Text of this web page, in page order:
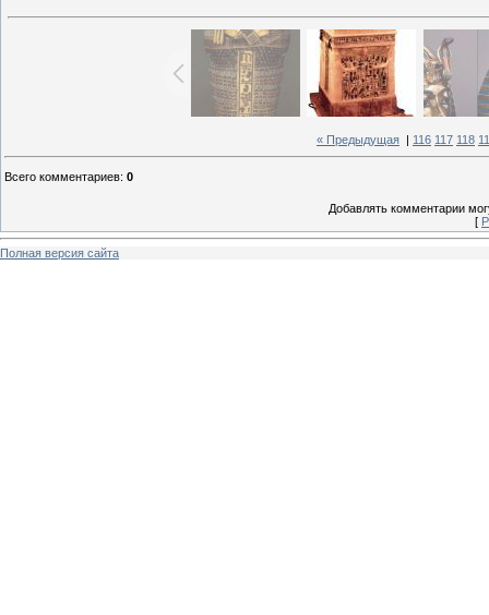
« Предыдущая 116 117 118
Всего комментариев: 0
Добавлять комментарии
[
Полная версия сайта